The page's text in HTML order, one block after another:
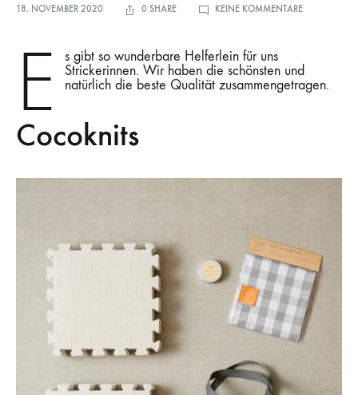
18. NOVEMBER 2020 0 SHARE KEINE KOMMENTAREZU
E
s gibt so wunderbare Helferlein für uns
Strickerinnen. Wir haben die schönsten und
natürlich die beste Qualität zusammengetragen.
Cocoknits